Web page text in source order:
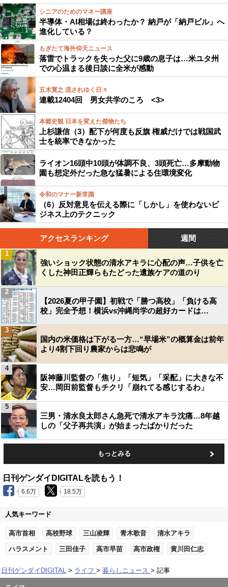
シニアのためのマネー講座
半導体・AI相場は終わったか？ 納戸が「納戸ビル」へ
進化している？
もぎたて海外仰天ニュース
落雷でトラックを失った父に9歳の息子は…米ユタ州
での心温まる後日談に全米が感動
五木寛之 流されゆく日々
連載12404回 男女共学のころ <3>
本郷史観 日本を変えた傑物たち
上杉謙信（3）配下が何度も反旗 権威だけでは戦国武
士を統率できなかった
ライオン16頭中10頭が体調不良、3頭死亡…多摩動物
園も想定外だった急な猛暑による住環境変化
令和のマナー新常識
（6）反対意見を伝える際に「しかし」を使わないビ
ジネス上のテクニック
アクセスランキング 週間
強いショック状態の清水アキラに心配の声…子供を亡
くした神田正輝らもたどった遺族ケアの道のり
1
【2026夏の甲子園】初戦で「勝つ高校」「負ける高
校」完全予想！横浜vs沖縄尚学の超好カードは…
2
国内の米価格は下がる一方…“早場米”の概算金は前年
より4割下回り農家からは悲鳴が
3
阪神藤川監督の「焦り」「短気」「采配」に大きな不
安…岡田前監督もチクリ「崩れてる感じするわ」
4
三男・清水良太郎さん急死で清水アキラ沈痛…8年越
しの「父子再共演」が始まったばかりだった
5
もっとみる
日刊ゲンダイDIGITALを読もう！
6.6万 18.5万
人気キーワード
高市首相 高校野球 三山凌輝 青木歌音 清水アキラ
ハラスメント 三田佳子 高市早苗 高市政権 黄川田仁志
日刊ゲンダイDIGITAL ライフ 暮らしニュース 記事